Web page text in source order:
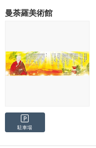
曼荼羅美術館
駐車場